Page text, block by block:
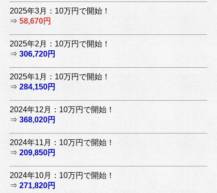
2025年3月：10万円で開始！
⇒ 58,670円
2025年2月：10万円で開始！
⇒ 306,720円
2025年1月：10万円で開始！
⇒ 284,150円
2024年12月：10万円で開始！
⇒ 368,020円
2024年11月：10万円で開始！
⇒ 209,850円
2024年10月：10万円で開始！
⇒ 271,820円